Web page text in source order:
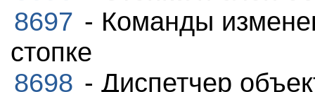
8697 - Команды
стопке
8698 - Диспетчер